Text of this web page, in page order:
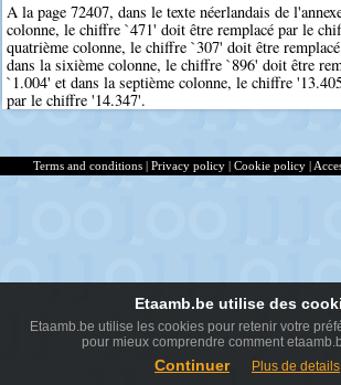
A la page 72407, dans le texte néerlandais de
colonne, le chiffre `471' doit être remplacé par le
quatrième colonne, le chiffre `307' doit être
dans la sixième colonne, le chiffre `896' doit être
`1.004' et dans la septième colonne, le chiffre
par le chiffre '14.347'.
Terms and conditions | Privacy policy | Cookie policy |
Etaamb.be utilise des
Etaamb.be utilise les cookies pour retenir votre
pour mieux comprendre comment
Continuer Plus de details